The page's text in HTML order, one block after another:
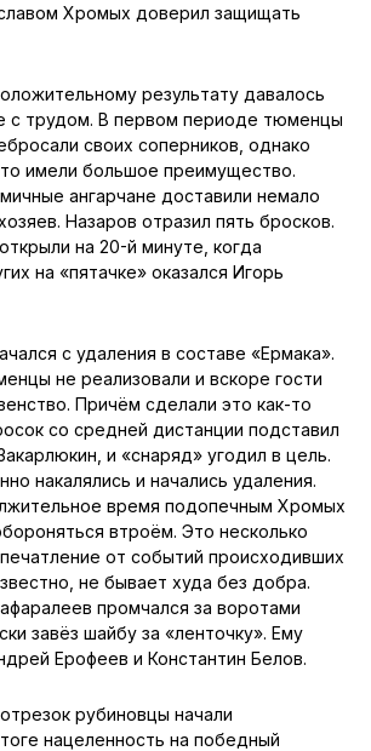
Хромых доверил защищать
результату давалось
с трудом. В первом периоде тюменцы
своих соперников, однако
имели большое преимущество.
ангарчане доставили немало
Назаров отразил пять бросков.
на 20-й минуте, когда
на «пятачке» оказался Игорь
с удаления в составе «Ермака».
не реализовали и вскоре гости
Причём сделали это как-то
со средней дистанции подставил
и «снаряд» угодил в цель.
накалялись и начались удаления.
время подопечным Хромых
втроём. Это несколько
от событий происходивших
не бывает худа без добра.
промчался за воротами
завёз шайбу за «ленточку». Ему
Ерофеев и Константин Белов.
рубиновцы начали
нацеленность на победный